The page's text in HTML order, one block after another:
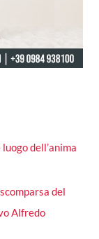
dell’anima
del
Alfredo